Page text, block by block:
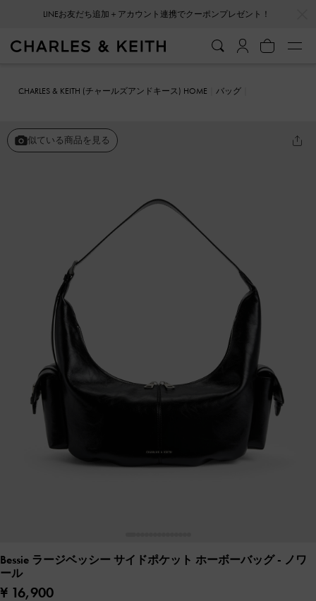
LINEお友だち追加＋アカウント連携でクーポンプレゼント！
CHARLES & KEITH (チャールズアンドキース) HOME
バッグ
似ている商品を見る
Bessie ラージベッシー サイドポケット ホーボーバッグ- ノワ
ール
¥ 16,900